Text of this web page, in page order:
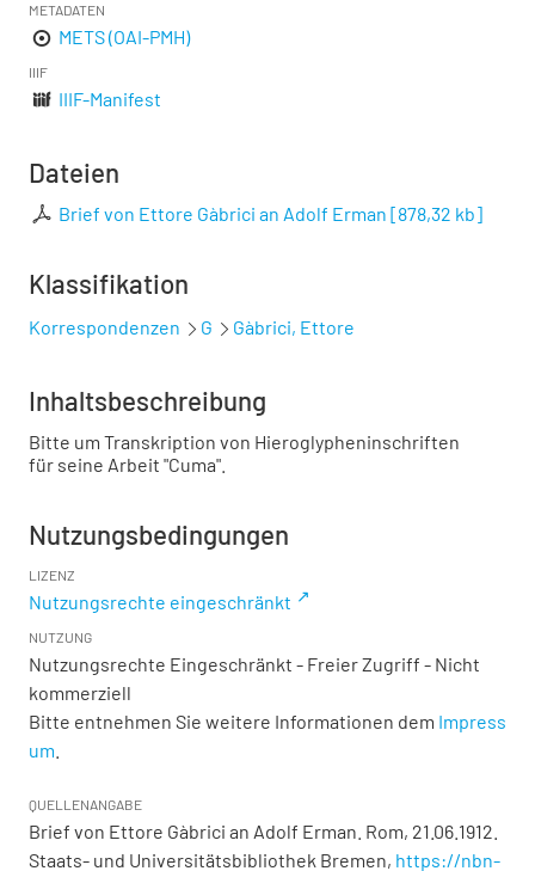
METADATEN
METS (OAI-PMH)
IIIF
IIIF-Manifest
Dateien
Brief von Ettore Gàbrici an Adolf Erman [878,32 kb]
Klassifikation
Korrespondenzen G Gàbrici, Ettore
Inhaltsbeschreibung
Bitte um Transkription von Hieroglypheninschriften
für seine Arbeit "Cuma".
Nutzungsbedingungen
LIZENZ
Nutzungsrechte eingeschränkt
NUTZUNG
Nutzungsrechte Eingeschränkt - Freier Zugriff - Nicht
kommerziell
Bitte entnehmen Sie weitere Informationen dem Impress
um
QUELLENANGABE
Brief von Ettore Gàbrici an Adolf Erman. Rom, 21.06.1912.
Staats- und Universitätsbibliothek Bremen, https://nbn-